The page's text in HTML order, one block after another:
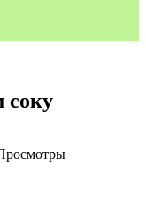
соку